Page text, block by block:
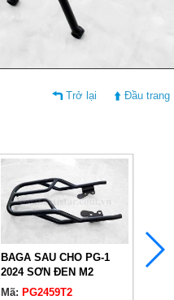
Trở lại Đầu trang
BAGA SAU CHO PG-1
2024 SƠN ĐEN M2
Mã: PG2459T2